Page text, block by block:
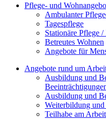
Pflege- und
Ambulanter
Tagespflege
Stationäre Pflege
Betreutes Wohnen
Angebote für
Angebote rund um
Ausbildung und
Ausbildung und
Weiterbildung
Teilhabe am